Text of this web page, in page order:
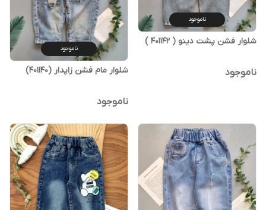
ناموجود
شلوار فشن پشت دینو‌ ( 401142 )
ناموجود
ناموجود
شلوار مام فشن زاپدار (401140)
ناموجود